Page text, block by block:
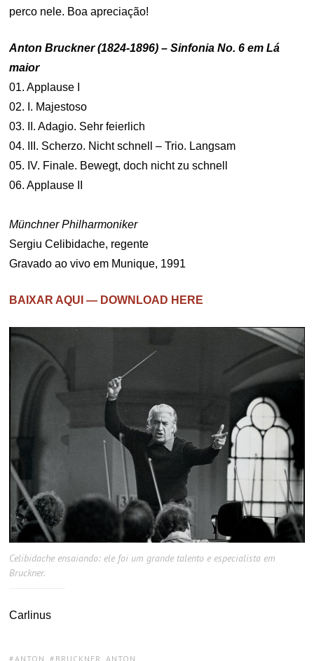
perco nele. Boa apreciação!
Anton Bruckner (1824-1896) – Sinfonia No. 6 em Lá
maior
01. Applause I
02. I. Majestoso
03. II. Adagio. Sehr feierlich
04. III. Scherzo. Nicht schnell – Trio. Langsam
05. IV. Finale. Bewegt, doch nicht zu schnell
06. Applause II
Münchner Philharmoniker
Sergiu Celibidache, regente
Gravado ao vivo em Munique, 1991
BAIXAR AQUI — DOWNLOAD HERE
Celibidache ensaiando: ele foi um grande talento e especialista em
Bruckner.
Carlinus
TAGS:
ANTON , BRUCKNER, ANTON